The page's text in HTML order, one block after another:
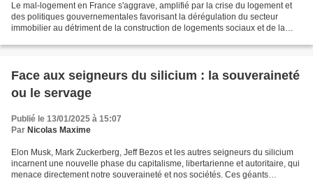
Le mal-logement en France s'aggrave, amplifié par la crise du logement et
des politiques gouvernementales favorisant la dérégulation du secteur
immobilier au détriment de la construction de logements sociaux et de la
Face aux seigneurs du silicium : la souveraineté
ou le servage
Publié le 13/01/2025 à 15:07
Par Nicolas Maxime
Elon Musk, Mark Zuckerberg, Jeff Bezos et les autres seigneurs du silicium
incarnent une nouvelle phase du capitalisme, libertarienne et autoritaire, qui
menace directement notre souveraineté et nos sociétés. Ces géants